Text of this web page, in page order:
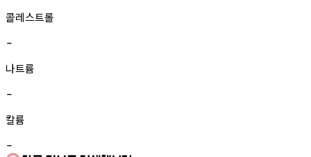
콜레스트롤
-
나트륨
-
칼륨
-